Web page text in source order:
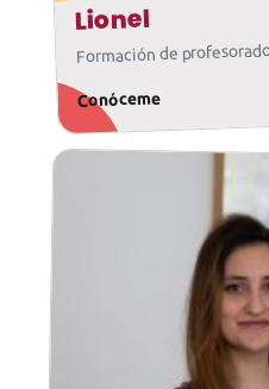
Lionel
Formación de
Conóceme